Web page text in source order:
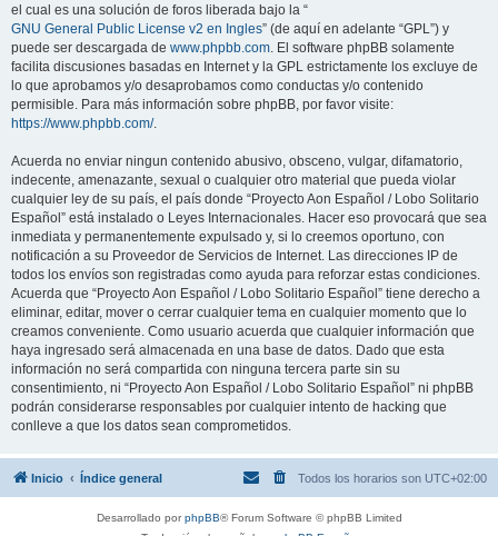
el cual es una solución de foros liberada bajo la “
GNU General Public License v2 en Ingles” (de aquí en adelante “GPL”) y
puede ser descargada de www.phpbb.com. El software phpBB solamente
facilita discusiones basadas en Internet y la GPL estrictamente los excluye de
lo que aprobamos y/o desaprobamos como conductas y/o contenido
permisible. Para más información sobre phpBB, por favor visite:
https://www.phpbb.com/.
Acuerda no enviar ningun contenido abusivo, obsceno, vulgar, difamatorio,
indecente, amenazante, sexual o cualquier otro material que pueda violar
cualquier ley de su país, el país donde “Proyecto Aon Español / Lobo Solitario
Español” está instalado o Leyes Internacionales. Hacer eso provocará que sea
inmediata y permanentemente expulsado y, si lo creemos oportuno, con
notificación a su Proveedor de Servicios de Internet. Las direcciones IP de
todos los envíos son registradas como ayuda para reforzar estas condiciones.
Acuerda que “Proyecto Aon Español / Lobo Solitario Español” tiene derecho a
eliminar, editar, mover o cerrar cualquier tema en cualquier momento que lo
creamos conveniente. Como usuario acuerda que cualquier información que
haya ingresado será almacenada en una base de datos. Dado que esta
información no será compartida con ninguna tercera parte sin su
consentimiento, ni “Proyecto Aon Español / Lobo Solitario Español” ni phpBB
podrán considerarse responsables por cualquier intento de hacking que
conlleve a que los datos sean comprometidos.
Inicio Índice general Todos los horarios son UTC+02:00
Desarrollado porphpBB® Forum Software © phpBB Limited